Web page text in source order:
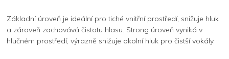
Základní úroveň je ideální pro tiché vnitřní prostředí, snižuje hluk
a zároveň zachovává čistotu hlasu. Strong úroveň vyniká v
hlučném prostředí, výrazně snižuje okolní hluk pro čistší vokály.